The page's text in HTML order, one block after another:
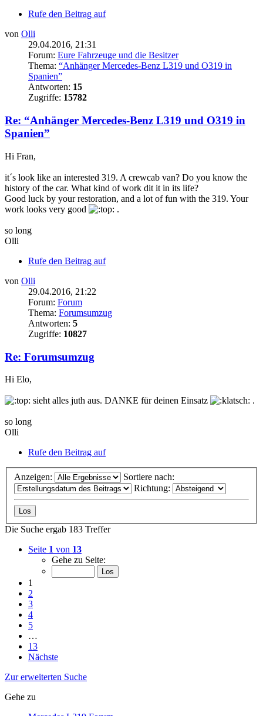
Rufe den Beitrag auf
von Olli
29.04.2016, 21:31
Forum: Eure Fahrzeuge und die Besitzer
Thema: “Anhänger Mercedes-Benz L319 und O319 in
Spanien”
Antworten: 15
Zugriffe: 15782
Re: “Anhänger Mercedes-Benz L319 und O319 in
Spanien”
Hi Fran,
it´s look like an interested 319. A crewcab van? Do you know the
history of the car. What kind of work dit it in its life?
Good luck by your restoration, and a lot of fun with the 319. Your
work looks very good
.
so long
Olli
Rufe den Beitrag auf
von Olli
29.04.2016, 21:22
Forum: Forum
Thema: Forumsumzug
Antworten: 5
Zugriffe: 10827
Re: Forumsumzug
Hi Elo,
sieht alles juth aus. DANKE für deinen Einsatz .
so long
Olli
Rufe den Beitrag auf
Anzeigen:
Sortiere nach:
Richtung:
Die Suche ergab 183 Treffer
Seite 1 von 13
Gehe zu Seite:
1
2
3
4
5
…
13
Nächste
Zur erweiterten Suche
Gehe zu